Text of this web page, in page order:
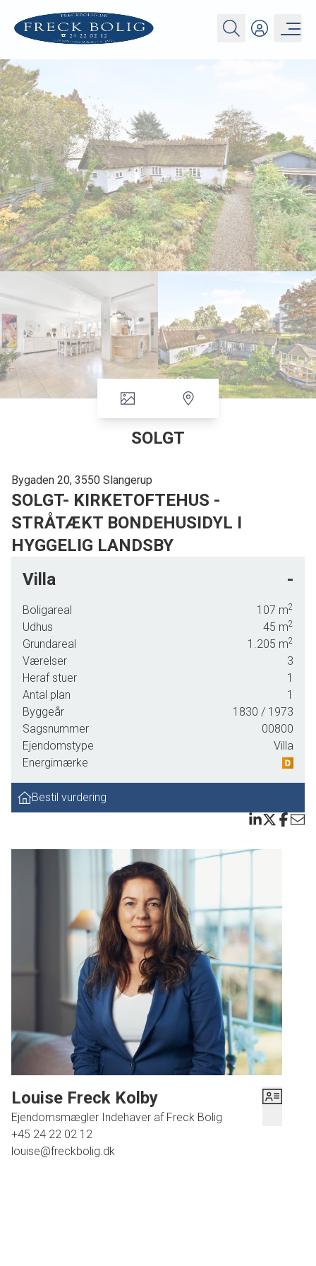
SOLGT
Bygaden 20, 3550 Slangerup
SOLGT- KIRKETOFTEHUS -
STRÅTÆKT BONDEHUSIDYL I
HYGGELIG LANDSBY
kontakt Louise på telefon 2422 0212 for
Villa -
Boligareal 107 m2
Udhus 45 m2
Grundareal 1.205 m2
Værelser
3
Heraf stuer
1
Antal plan
1
Byggeår
1830 / 1973
Sagsnummer
00800
Ejendomstype
Villa
Energimærke
Bestil vurdering
Louise Freck Kolby
Ejendomsmægler Indehaver af Freck Bolig
+45 24 22 02 12
louise@freckbolig.dk